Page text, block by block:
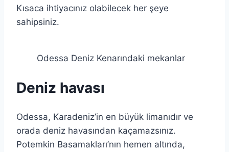
Kısaca ihtiyacınız olabilecek her şeye
sahipsiniz.
Odessa Deniz Kenarındaki mekanlar
Deniz havası
Odessa, Karadeniz’in en büyük limanıdır ve
orada deniz havasından kaçamazsınız.
Potemkin Basamakları’nın hemen altında,